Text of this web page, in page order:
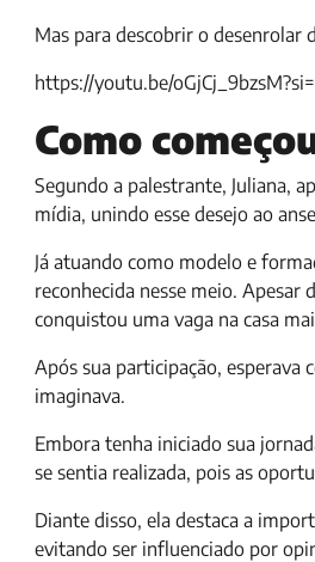
Mas para descobrir o desenrolar
https://youtu.be/
Como
Segundo a palestrante, Juliana,
mídia, unindo esse desejo ao
Já atuando como modelo e
reconhecida nesse meio.
conquistou uma vaga na casa
Após sua participação, esperava
imaginava.
Embora tenha iniciado sua
se sentia realizada, pois as
Diante disso, ela destaca a
evitando ser influenciado por